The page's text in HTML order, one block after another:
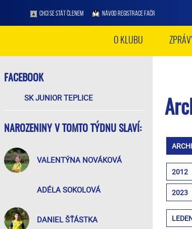
CHCI SE STÁT ČLENEM NÁVOD REGISTRACE FAČR
O KLUBU
FACEBOOK
SK JUNIOR TEPLICE
NAROZENINY V TOMTO TÝDNU SLAVÍ:
VALENTÝNA NOVÁKOVÁ
ADÉLA SOKOLOVÁ
DANIEL ŠŤÁSTKA
2012
2023